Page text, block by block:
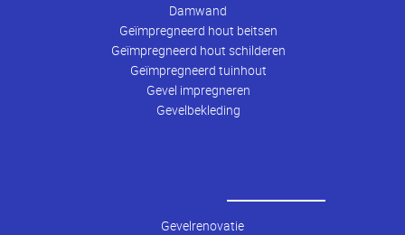
Damwand
Geïmpregneerd hout beitsen
Geïmpregneerd hout schilderen
Geïmpregneerd tuinhout
Gevel impregneren
Gevelbekleding
Gevelrenovatie